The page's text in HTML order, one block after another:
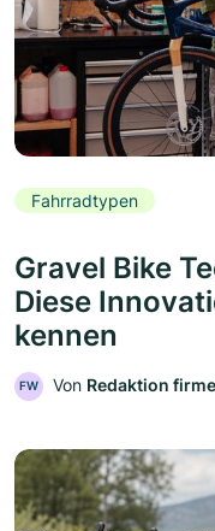
Fahrradtypen
Gravel Bike
Diese
kennen
FW Von Redaktion